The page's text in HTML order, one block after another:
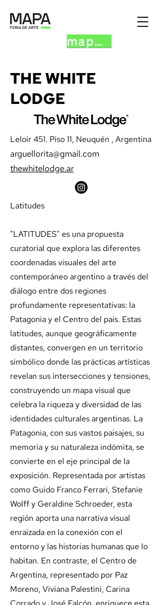
mapa.art
THE WHITE
LODGE
Leloir 451. Piso 11, Neuquén , Argentina
arguellorita@gmail.com
thewhitelodge.ar
Latitudes
"LATITUDES" es una propuesta
curatorial que explora las diferentes
coordenadas visuales del arte
contemporáneo argentino a través del
diálogo entre dos regiones
profundamente representativas: la
Patagonia y el Centro del país. Estas
latitudes, aunque geográficamente
distantes, convergen en un territorio
simbólico donde las prácticas artísticas
revelan sus intersecciones y tensiones,
construyendo un mapa visual que
celebra la riqueza y diversidad de las
identidades culturales argentinas. La
Patagonia, con sus vastos paisajes, su
memoria y su naturaleza indómita, se
convierte en el eje principal de la
exposición. Representada por artistas
como Guido Franco Ferrari, Stefanie
Wolff y Geraldine Schroeder, esta
región aporta una narrativa visual
enraizada en la conexión con el
entorno y las historias humanas que lo
habitan. En contraste, el Centro de
Argentina, representado por Paz
Moreno, Viviana Palestini, Carina